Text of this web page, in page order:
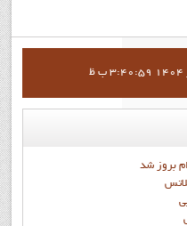
بروز شد